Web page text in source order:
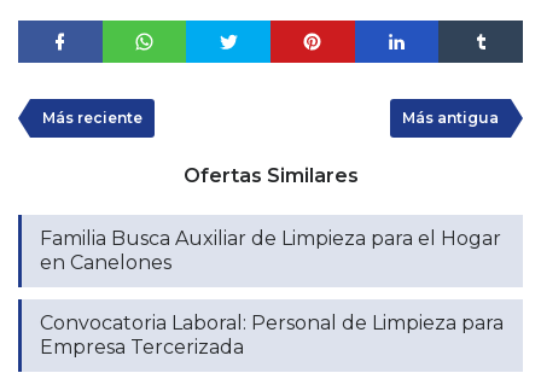
Más reciente Más antigua
Ofertas Similares
Familia Busca Auxiliar de Limpieza para el Hogar
en Canelones
Convocatoria Laboral: Personal de Limpieza para
Empresa Tercerizada